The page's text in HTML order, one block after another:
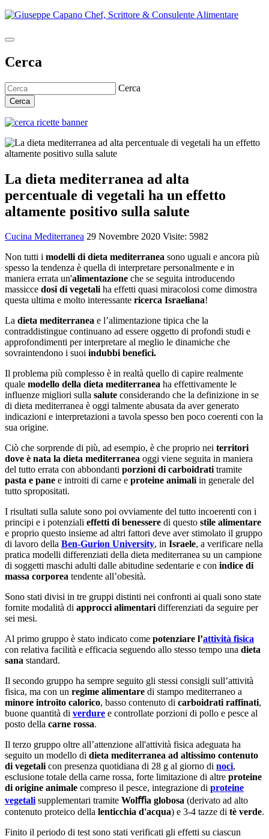
Cerca
Cerca
Cerca
La dieta mediterranea ad alta
percentuale di vegetali ha un effetto
altamente positivo sulla salute
Cucina Mediterranea 29 Novembre 2020 Visite: 5982
Non tutti i modelli di dieta mediterranea sono uguali e ancora più
spesso la tendenza è quella di interpretare personalmente e in
maniera errata un'alimentazione che se seguita introducendo
massicce dosi di vegetaliha effetti quasi miracolosi come dimostra
questa ultima e molto interessante ricerca Israeliana!
La dieta mediterranea e l’alimentazione tipica che la
contraddistingue continuano ad essere oggetto di profondi studi e
approfondimenti per interpretare al meglio le dinamiche che
sovraintendono i suoi indubbi benefici.
Il problema più complesso è in realtà quello di capire realmente
quale modello della dieta mediterranea ha effettivamente le
influenze migliori sulla salute considerando che la definizione in se
di dieta mediterranea è oggi talmente abusata da aver generato
indicazioni e interpretazioni a tavola spesso ben poco coerenti con la
sua origine.
Ciò che sorprende di più, ad esempio, è che proprio nei territori
dove è nata la dieta mediterranea oggi viene seguita in maniera
del tutto errata con abbondanti porzioni di carboidratitramite
pasta e pane e introiti di carne e proteine animaliin generale del
tutto spropositati.
I risultati sulla salute sono poi ovviamente del tutto incoerenti con i
principi e i potenziali effetti di benessere di questo stile alimentare
e proprio questo insieme ad altri fattori deve aver stimolato il gruppo
di lavoro della Ben-Gurion University, in Israele, a verificare nella
pratica modelli differenziati della dieta mediterranea su un campione
di soggetti maschi adulti dalle abitudine sedentarie e con indice di
massa corporea tendente all’obesità.
Sono stati divisi in tre gruppi distinti nei confronti ai quali sono state
fornite modalità di approcci alimentaridifferenziati da seguire per
sei mesi.
Al primo gruppo è stato indicato come potenziare l’attività fisica
con relativa facilità e efficacia seguendo allo stesso tempo una dieta
sana standard.
Il secondo gruppo ha sempre seguito gli stessi consigli sull’attività
fisica, ma con un regime alimentare di stampo mediterraneo a
minore introito calorico, basso contenuto di carboidrati raffinati,
buone quantità di verdure e controllate porzioni di pollo e pesce al
posto della carne rossa.
Il terzo gruppo oltre all’attenzione all'attività fisica adeguata ha
seguito un modello di dieta mediterranea ad altissimo contenuto
di vegetalicon presenza quotidiana di 28 g al giorno di noci,
esclusione totale della carne rossa, forte limitazione di altre proteine
di origine animale compreso il pesce, integrazione di proteine
vegetalisupplementari tramite Wolﬃa globosa (derivato ad alto
contenuto proteico della lenticchia d'acqua) e 3-4 tazze di tè verde.
Finito il periodo di test sono stati verificati gli effetti su ciascun